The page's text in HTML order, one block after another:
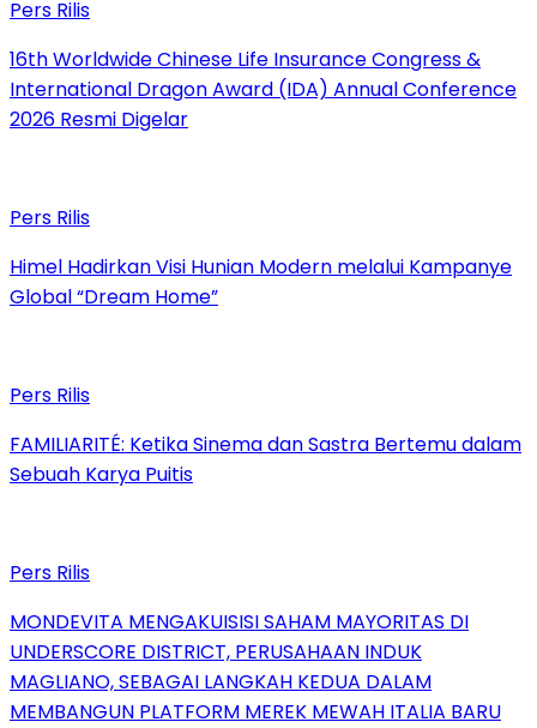
Pers Rilis
16th Worldwide Chinese Life Insurance Congress &
International Dragon Award (IDA) Annual Conference
2026 Resmi Digelar
Pers Rilis
Himel Hadirkan Visi Hunian Modern melalui Kampanye
Global “Dream Home”
Pers Rilis
FAMILIARITÉ: Ketika Sinema dan Sastra Bertemu dalam
Sebuah Karya Puitis
Pers Rilis
MONDEVITA MENGAKUISISI SAHAM MAYORITAS DI
UNDERSCORE DISTRICT, PERUSAHAAN INDUK
MAGLIANO, SEBAGAI LANGKAH KEDUA DALAM
MEMBANGUN PLATFORM MEREK MEWAH ITALIA BARU